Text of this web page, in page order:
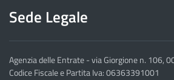
Sede Legale
Agenzia delle Entrate - via Giorgione n. 106,
Codice Fiscale e Partita Iva: 06363391001